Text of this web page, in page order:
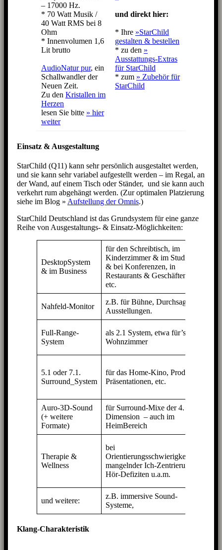
– 17000 Hz.
* 70 Watt Musik /
40 Watt RMS bei 8
Ohm
* Innenvolumen 1,6
Lit brutto
AudioNatur pur, ein
Schallwandler der
Neuen Zeit.
Zu den Kristallen im
Herzen
lesen Sie bitte » hier
weiter
und direkt hier:
* Ihre »StarChild
gestalten & bestellen
* zu den »
Ausstattungs-Extras
für StarChild
* zum » Zubehör für
StarChild
Einsatz & Ausgestaltung
StarChild (Q11) kann sehr persönlich ausgestaltet werden,
und sie kann sehr variabel aufgestellt werden – im Regal, an
der Wand, auf einem Tisch oder Ständer, und sie kann auch
verkehrt rum abgehängt werden. (Zur optimalen Platzierung
siehe im Blog » Aufstellung der Omnis.)
StarChild Deutschland ist das Grundsystem für eine ganze
Reihe von Ausgestaltungs- & Einsatz-Möglichkeiten:
DesktopSystem
& im Business
für den Schreibtisch, im
Kinderzimmer & im Studio;
& bei Konferenzen, in
Restaurants & Geschäften
etc.
Nahfeld-Monitor
z.B. für Bühne, Durchsagen,
Ausstellungen.
Full-Range-
System
als 2.1 System, etwa für’s
Wohnzimmer
5.1 oder 7.1.
Surround_System
für das Home-Kino, Produkt-
Präsentationen, etc.
Auro-3D-Sound
(+ weitere
Formate)
für Surround-Mixe der 4.
Dimension – auch im
HeimBereich
Therapie &
Wellness
bei
Orientierungsschwierigkeiten,
mangelnder Ich-Zentrierung,
Hör-Defiziten u.a.m.
und weitere:
z.B. immersive Sound-
Systeme,
Klang-Charakteristik